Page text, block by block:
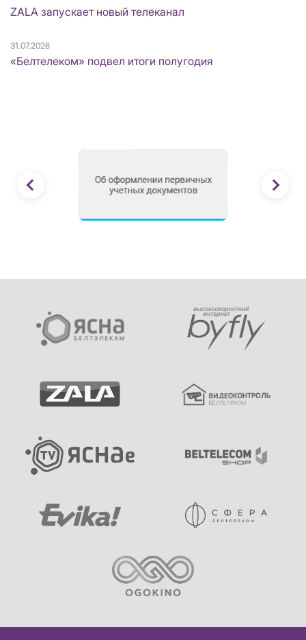
ZALA запускает новый телеканал
31.07.2026
«Белтелеком» подвел итоги полугодия